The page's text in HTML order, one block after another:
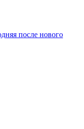
после нового